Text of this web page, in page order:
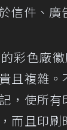
信件、廣
彩色廠
且複雜
，使所
而且印